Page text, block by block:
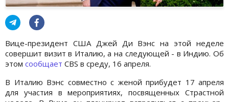
Вице-президент США Джей Ди Вэнс на этой неделе
совершит визит в Италию, а на следующей - в Индию. Об
этом сообщает CBS в среду, 16 апреля.
В Италию Вэнс совместно с женой прибудет 17 апреля
для участия в мероприятиях, посвященных Страстной